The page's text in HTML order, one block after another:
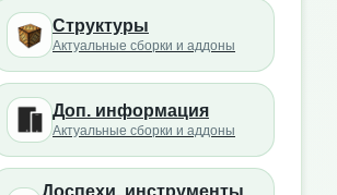
Структуры
Актуальные сборки и аддоны
Доп. информация
Актуальные сборки и аддоны
Доспехи, инструменты